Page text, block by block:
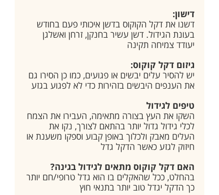
דישון:
דשנו את דקל הקוקוס בדשן איכותי פעם בחודש
בעונת הגידול. דשן עשיר בחנקן, זרחן ואשלגן
יעודד צמיחה תקינה
גיזום דקל קוקוס:
יש להסיר עלים יבשים או פגועים, כמו כן הסירו גם
את הענפים היבשים בזהירות כדי לא לפגוע בגזע
טיפים לגידול
השקו את העץ בצורה מתאימה, העבירו את הצמח
לכלי גידול גדול יותר בהתאם לצורך, נקו את
העלים מאבק ולכלוך באופן קבוע וספקו משענת או
חיזוק לגזע כאשר הדקל גדל
האם דקל קוקוס מתאים לגידול בגינה?
בהחלט, ככל שהאקלים בו הוא גדל טרופי/חם יותר
כך הדקל יגדל טוב יותר בתנאי חוץ